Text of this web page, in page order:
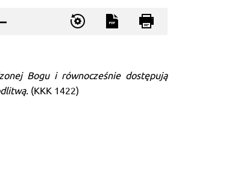
Bogu i równocześnie dostępują
(KKK 1422)